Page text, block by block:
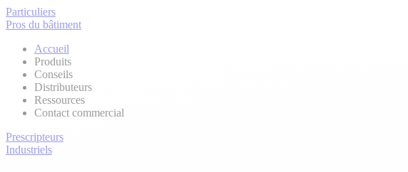
Particuliers
Pros du bâtiment
Accueil
Produits
Conseils
Distributeurs
Ressources
Contact commercial
Prescripteurs
Industriels